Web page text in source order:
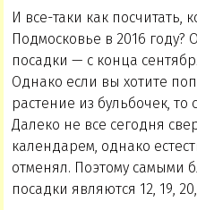
И все-таки как посчитать,
Подмосковье в 2016
посадки — с конца
Однако если вы хотите
растение из бульбочек,
Далеко не все сегодня
календарем, однако
отменял. Поэтому самыми
посадки являются 12, 19,